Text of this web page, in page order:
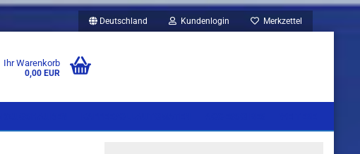
Deutschland Kundenlogin Merkzettel
Ihr Warenkorb
0,00 EUR